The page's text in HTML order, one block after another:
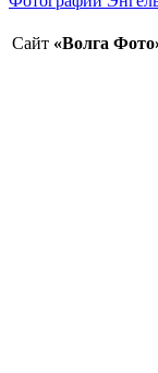
Сайт «Волга